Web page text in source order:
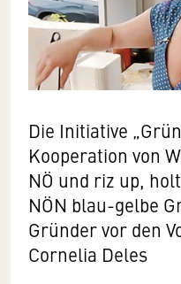
Die Initiative
Kooperation von
NÖ und riz up,
NÖN blau-gelbe
Gründer vor den
Cornelia Deles